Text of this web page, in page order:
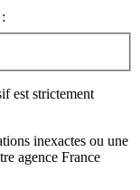
est strictement
inexactes ou une
agence France